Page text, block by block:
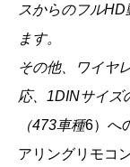
スからのフル
ます。
その他、ワイヤ
応、1DINサイズ
（473車種6）へ
アリングリモコ